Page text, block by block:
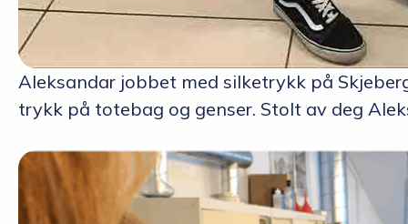
Aleksandar jobbet med silketrykk på
trykk på totebag og genser. Stolt av deg